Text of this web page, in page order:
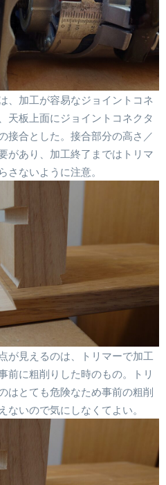
、加工が容易なジョイントコネ
天板上面にジョイントコネクタ
接合とした。接合部分の高さ／
があり、加工終了まではトリマ
さないように注意。
が見えるのは、トリマーで加工
前に粗削りした時のもの。トリ
はとても危険なため事前の粗削
ないので気にしなくてよい。